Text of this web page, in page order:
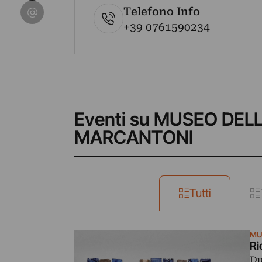
Telefono Info
+39 0761590234
Eventi su MUSEO
MARCANTONI
Tutti
Condividi su Email